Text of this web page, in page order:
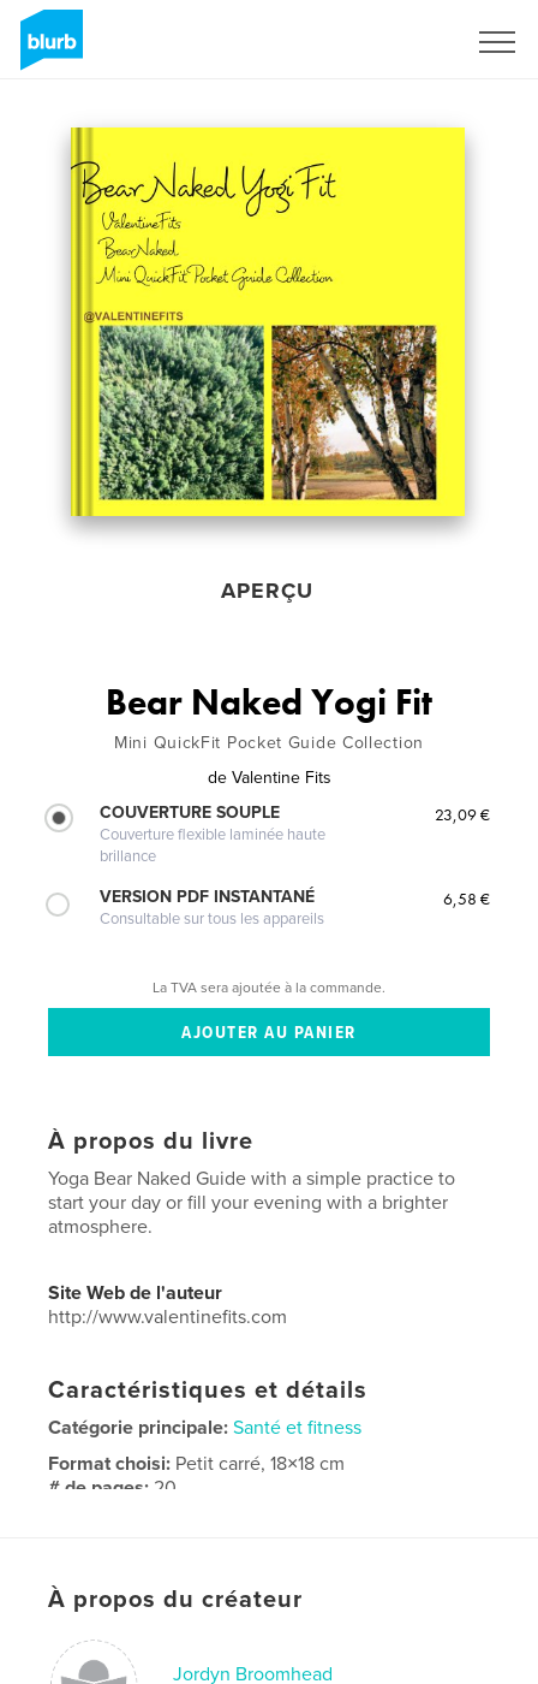
APERÇU
Bear Naked Yogi Fit
Mini QuickFit Pocket Guide Collection
de Valentine Fits
COUVERTURE SOUPLE
Couverture flexible laminée haute
brillance
23,09 €
VERSION PDF INSTANTANÉ
Consultable sur tous les appareils
6,58 €
La TVA sera ajoutée à la commande.
À propos du livre
Yoga Bear Naked Guide with a simple practice to
start your day or fill your evening with a brighter
atmosphere.
Site Web de l'auteur
http://www.valentinefits.com
Caractéristiques et détails
Catégorie principale: Santé et fitness
Format choisi: Petit carré, 18×18 cm
# de pages: 20
Date de publication:
févr 28, 2021
À propos du créateur
Jordyn Broomhead